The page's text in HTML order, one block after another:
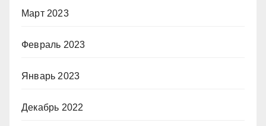
Март 2023
Февраль 2023
Январь 2023
Декабрь 2022